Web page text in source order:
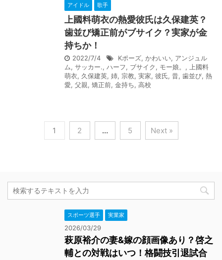
アイドル 歌手
上國料萌衣の熱愛彼氏は久保建英？
歯並び矯正前がブサイク？実家が金
持ちか！
2022/7/4 Kポーズ, かわいい, アンジュル
ム, サッカー., ハーフ, ブサイク, モー娘。 ,
上國料
萌衣, 久保建英, 姉, 宗教, 実家, 彼氏, 昔, 歯並び, 熱
愛, 父親, 矯正前, 金持ち, 高校
1 2 … 5 Next »
スポーツ選手 実業家
2026/03/29
萩原裕介の妻&嫁の顔画像あり？啓之
輔との対戦はいつ！格闘技引退試合